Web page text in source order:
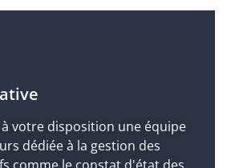
votre disposition une équipe
dédiée à la gestion des